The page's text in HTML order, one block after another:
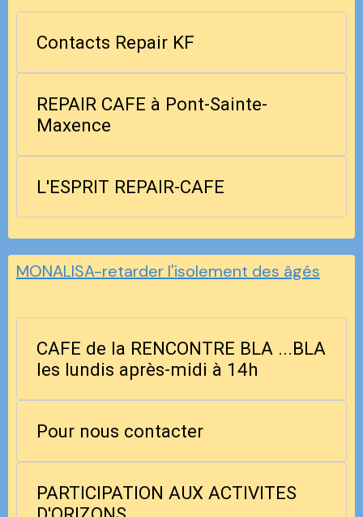
Contacts Repair KF
REPAIR CAFE à Pont-Sainte-
Maxence
L'ESPRIT REPAIR-CAFE
MONALISA-retarder l'isolement des âgés
CAFE de la RENCONTRE BLA ...BLA
les lundis après-midi à 14h
Pour nous contacter
PARTICIPATION AUX ACTIVITES